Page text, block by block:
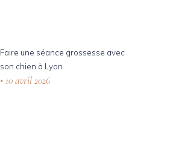
Faire une séance grossesse avec
son chien à Lyon
10 avril 2026